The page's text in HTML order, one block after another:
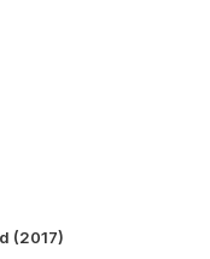
(2017)